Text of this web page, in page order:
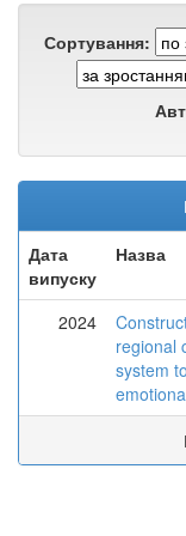
Сортування:
Дата
випуску
Назва
2024
regional
system